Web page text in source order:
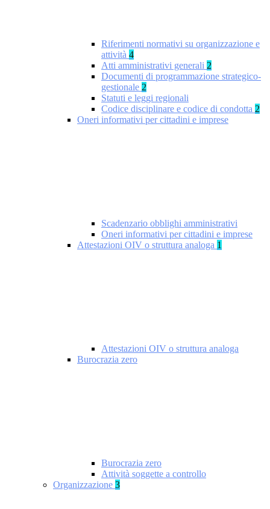
Riferimenti normativi su organizzazione e
attività 4
Atti amministrativi generali 2
Documenti di programmazione strategico-
gestionale 2
Statuti e leggi regionali
Codice disciplinare e codice di condotta 2
Oneri informativi per cittadini e imprese
Scadenzario obblighi amministrativi
Oneri informativi per cittadini e imprese
Attestazioni OIV o struttura analoga 1
Attestazioni OIV o struttura analoga
Burocrazia zero
Burocrazia zero
Attività soggette a controllo
Organizzazione 3